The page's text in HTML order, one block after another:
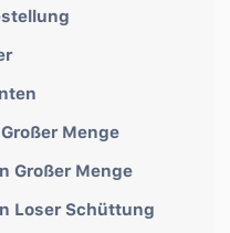
Menge
Großer Menge
Loser Schüttung